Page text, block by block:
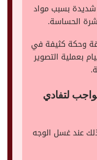
شديدة بسبب مواد
الحساسة.
وحكة كثيفة في
بعملية التصوير
لتفادي
عند غسل الوجه